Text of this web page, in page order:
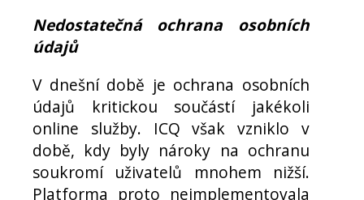
Nedostatečná ochrana osobních
údajů
V dnešní době je ochrana osobních
údajů kritickou součástí jakékoli
online služby. ICQ však vzniklo v
době, kdy byly nároky na ochranu
soukromí uživatelů mnohem nižší.
Platforma proto neimplementovala